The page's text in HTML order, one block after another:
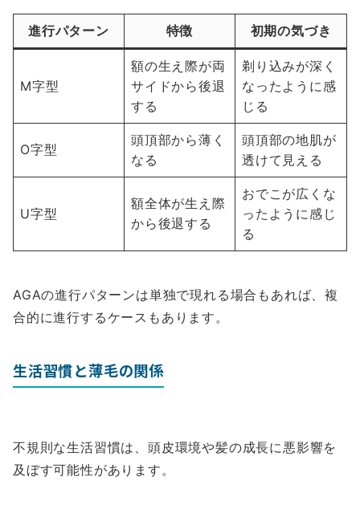
進行パターン 特徴 初期の気づき
M字型
額の生え際が両
サイドから後退
する
剃り込みが深く
なったように感
じる
O字型
頭頂部から薄く
なる
頭頂部の地肌が
透けて見える
U字型
額全体が生え際
から後退する
おでこが広くな
ったように感じ
る
AGAの進行パターンは単独で現れる場合もあれば、複
合的に進行するケースもあります。
生活習慣と薄毛の関係
不規則な生活習慣は、頭皮環境や髪の成長に悪影響を
及ぼす可能性があります。